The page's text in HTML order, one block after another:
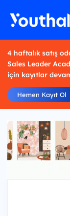
4 haftalık satış
Sales Leader
için kayıtlar
Hemen Kayıt Ol